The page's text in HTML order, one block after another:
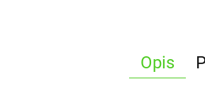
Opis